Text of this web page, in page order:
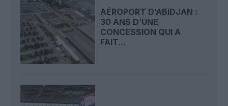
AÉROPORT D’ABIDJAN :
30 ANS D’UNE
CONCESSION QUI A
FAIT...